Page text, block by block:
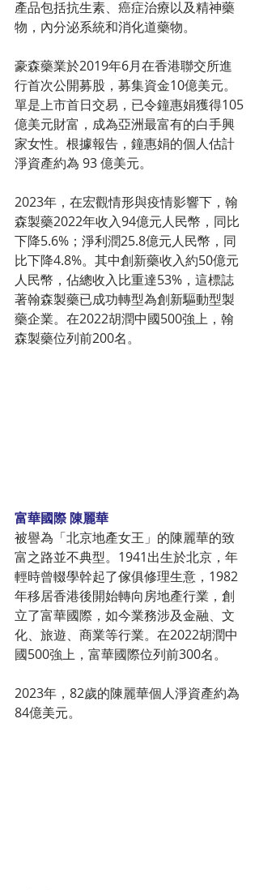
產品包括抗生素、癌症治療以及精神藥
物，內分泌系統和消化道藥物。
豪森藥業於2019年6月在香港聯交所進
行首次公開募股，募集資金10億美元。
單是上市首日交易，已令鐘惠娟獲得105
億美元財富，成為亞洲最富有的白手興
家女性。根據報告，鐘惠娟的個人估計
淨資產約為 93 億美元。
2023年，在宏觀情形與疫情影響下，翰
森製藥2022年收入94億元人民幣，同比
下降5.6%；淨利潤25.8億元人民幣，同
比下降4.8%。其中創新藥收入約50億元
人民幣，佔總收入比重達53%，這標誌
著翰森製藥已成功轉型為創新驅動型製
藥企業。在2022胡潤中國500強上，翰
森製藥位列前200名。
富華國際 陳麗華
被譽為「北京地產女王」的陳麗華的致
富之路並不典型。1941出生於北京，年
輕時曾輟學幹起了傢俱修理生意，1982
年移居香港後開始轉向房地產行業，創
立了富華國際，如今業務涉及金融、文
化、旅遊、商業等行業。在2022胡潤中
國500強上，富華國際位列前300名。
2023年，82歲的陳麗華個人淨資產約為
84億美元。